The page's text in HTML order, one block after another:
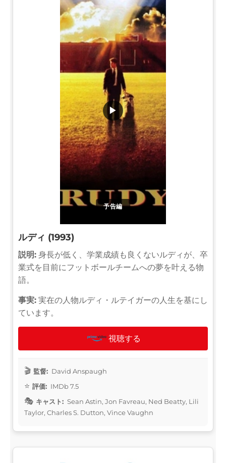
予告編
▶
ルディ (1993)
説明: 身長が低く、学業成績も良くないルディが、卒
業式を目前にフットボールチームへの夢を叶える物
語。
事実: 実在の人物ルディ・ルテイガーの人生を基にし
ています。
視聴する
監督: David Anspaugh
評価: IMDb 7.5
キャスト: Sean Astin, Jon Favreau, Ned Beatty, Lili
Taylor, Charles S. Dutton, Vince Vaughn